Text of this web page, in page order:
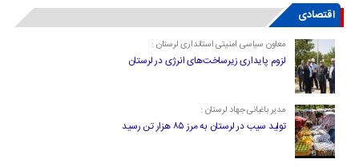
اقتصادی
معاون سیاسی امنیتی استانداری لرستان :
لزوم پایداری زیرساخت‌های انرژی در لرستان
مدیر باغبانی جهاد لرستان :
تولید سیب در لرستان به مرز ۸۵ هزار تن رسید